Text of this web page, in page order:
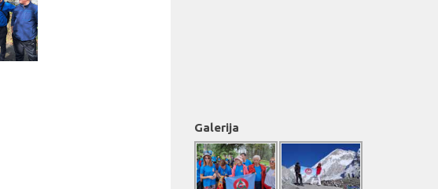
Galerija